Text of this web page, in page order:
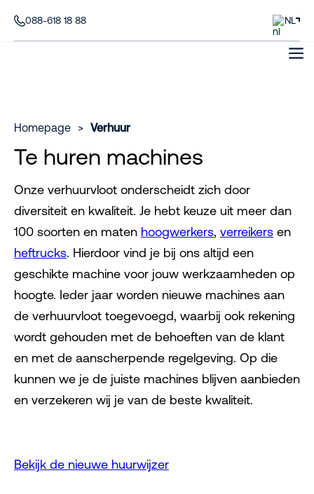
088-618 18 88 NL
Homepage > Verhuur
Te huren machines
Onze verhuurvloot onderscheidt zich door
diversiteit en kwaliteit. Je hebt keuze uit meer dan
100 soorten en maten hoogwerkers, verreikers en
heftrucks. Hierdoor vind je bij ons altijd een
geschikte machine voor jouw werkzaamheden op
hoogte. Ieder jaar worden nieuwe machines aan
de verhuurvloot toegevoegd, waarbij ook rekening
wordt gehouden met de behoeften van de klant
en met de aanscherpende regelgeving. Op die
kunnen we je de juiste machines blijven aanbieden
en verzekeren wij je van de beste kwaliteit.
Bekijk de nieuwe huurwijzer